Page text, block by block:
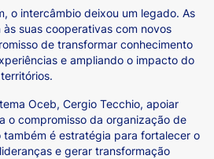
o intercâmbio deixou um legado. As
suas cooperativas com novos
de transformar conhecimento
e ampliando o impacto do
Oceb, Cergio Tecchio, apoiar
o compromisso da organização de
é estratégia para fortalecer o
e gerar transformação